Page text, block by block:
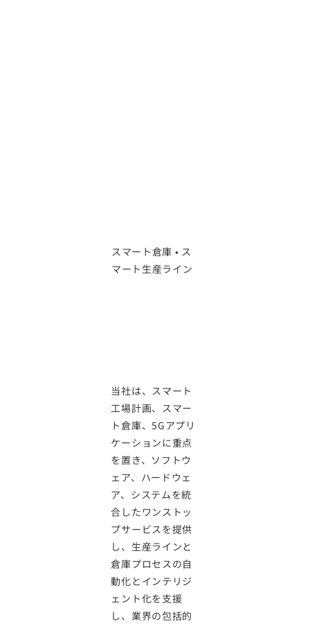
スマート倉庫 • ス
マート生産ライン
当社は、スマート
工場計画、スマー
ト倉庫、5Gアプリ
ケーションに重点
を置き、ソフトウ
ェア、ハードウェ
ア、システムを統
合したワンストッ
プサービスを提供
し、生産ラインと
倉庫プロセスの自
動化とインテリジ
ェント化を支援
し、業界の包括的